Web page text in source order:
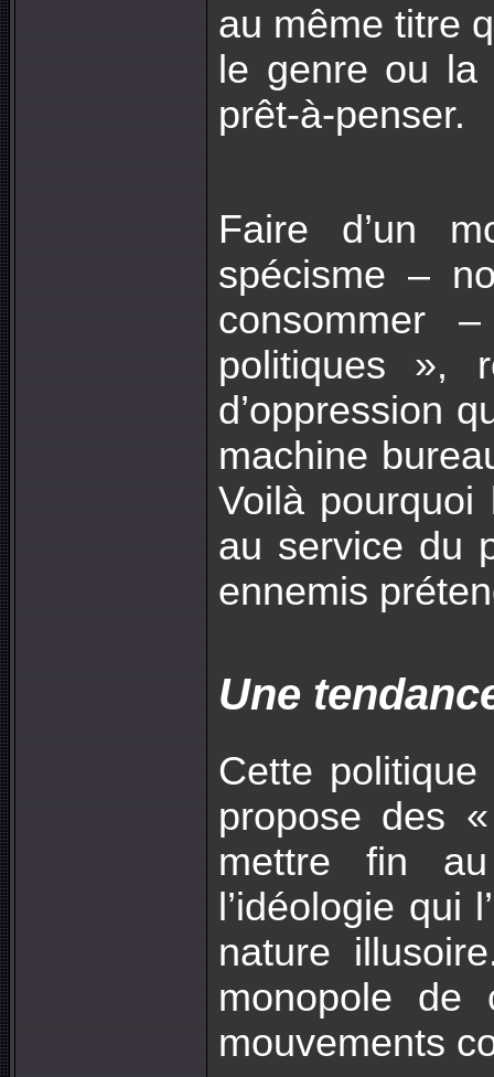
au même titre
le genre ou
prêt-à-penser.
Faire d’un
spécisme –
consommer
politiques »,
d’oppression
machine
Voilà
au service du
ennemis
Une
Cette
propose des
mettre fin
l’idéologie qui
nature
monopole de
mouvements